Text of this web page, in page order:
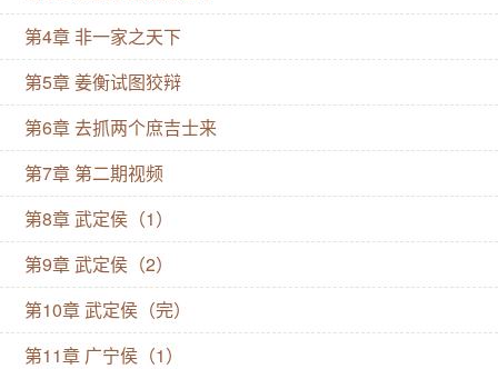
哦（重音）】 抛开所有还没有开始的事实，唯一一个会
唱戏还修仙的九殿下： 啊？我吗？这合理吗？！ 【梁
太宗的是非功过野蛮生长的二代帝王】 【太祖太宗父慈
子孝之大梁版】 【历史的遗憾，如果太宗从小接受帝王
教育】 【每日一唠嗑：太宗是否真的不行】 某人：不
是，他诽谤啊！诽谤啊！ 阅读指南： 1.架空历史，杂糅
某些朝代，轻松爽文 2.主角非完美型，优缺点都有，当
皇帝也一样 3.虽然剧透，但最后也是主角当皇帝，天幕
是弥补遗憾 4.正文相较文案有所变动，不大（文案废尽
力了
第4章 非一家之天下
第5章 姜衡试图狡辩
第6章 去抓两个庶吉士来
第7章 第二期视频
第8章 武定侯（1）
第9章 武定侯（2）
第10章 武定侯（完）
第11章 广宁侯（1）